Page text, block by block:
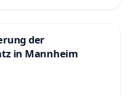
der
in Mannheim